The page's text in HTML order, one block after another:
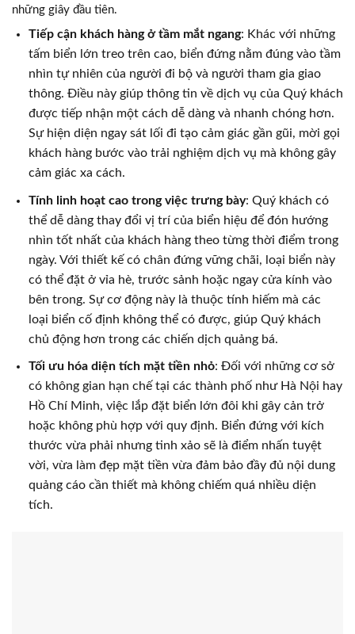
những giây đầu tiên.
Tiếp cận khách hàng ở tầm mắt ngang: Khác với những
tấm biển lớn treo trên cao, biển đứng nằm đúng vào tầm
nhìn tự nhiên của người đi bộ và người tham gia giao
thông. Điều này giúp thông tin về dịch vụ của Quý khách
được tiếp nhận một cách dễ dàng và nhanh chóng hơn.
Sự hiện diện ngay sát lối đi tạo cảm giác gần gũi, mời gọi
khách hàng bước vào trải nghiệm dịch vụ mà không gây
cảm giác xa cách.
Tính linh hoạt cao trong việc trưng bày: Quý khách có
thể dễ dàng thay đổi vị trí của biển hiệu để đón hướng
nhìn tốt nhất của khách hàng theo từng thời điểm trong
ngày. Với thiết kế có chân đứng vững chãi, loại biển này
có thể đặt ở vỉa hè, trước sảnh hoặc ngay cửa kính vào
bên trong. Sự cơ động này là thuộc tính hiếm mà các
loại biển cố định không thể có được, giúp Quý khách
chủ động hơn trong các chiến dịch quảng bá.
Tối ưu hóa diện tích mặt tiền nhỏ: Đối với những cơ sở
có không gian hạn chế tại các thành phố như Hà Nội hay
Hồ Chí Minh, việc lắp đặt biển lớn đôi khi gây cản trở
hoặc không phù hợp với quy định. Biển đứng với kích
thước vừa phải nhưng tinh xảo sẽ là điểm nhấn tuyệt
vời, vừa làm đẹp mặt tiền vừa đảm bảo đầy đủ nội dung
quảng cáo cần thiết mà không chiếm quá nhiều diện
tích.